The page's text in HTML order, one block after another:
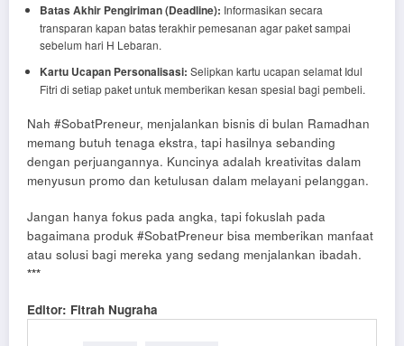
Batas Akhir Pengiriman (Deadline): Informasikan secara
transparan kapan batas terakhir pemesanan agar paket sampai
sebelum hari H Lebaran.
Kartu Ucapan Personalisasi: Selipkan kartu ucapan selamat Idul
Fitri di setiap paket untuk memberikan kesan spesial bagi pembeli.
Nah #SobatPreneur, menjalankan bisnis di bulan Ramadhan
memang butuh tenaga ekstra, tapi hasilnya sebanding
dengan perjuangannya. Kuncinya adalah kreativitas dalam
menyusun promo dan ketulusan dalam melayani pelanggan.
Jangan hanya fokus pada angka, tapi fokuslah pada
bagaimana produk #SobatPreneur bisa memberikan manfaat
atau solusi bagi mereka yang sedang menjalankan ibadah.
***
Editor: Fitrah Nugraha